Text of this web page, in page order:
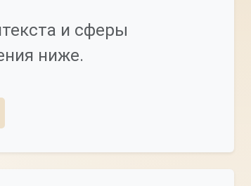
и сферы
ниже.